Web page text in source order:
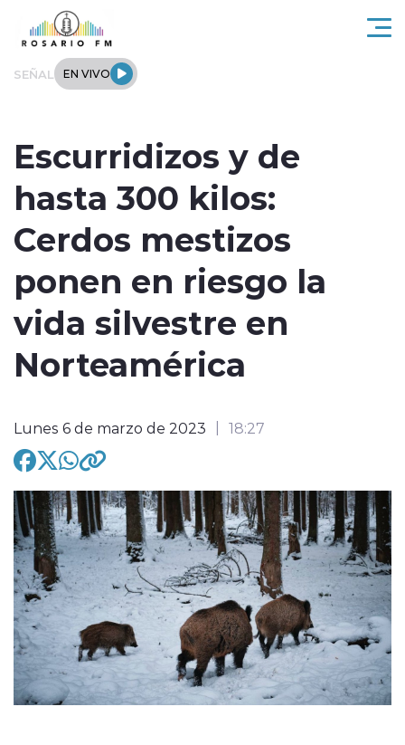
Click acá para ir directamente al contenido
SEÑAL EN VIVO
Internacional
Deportes
modo claro
Escurridizos y de
hasta 300 kilos:
Cerdos mestizos
ponen en riesgo la
vida silvestre en
Norteamérica
Lunes 6 de marzo de 2023 18:27